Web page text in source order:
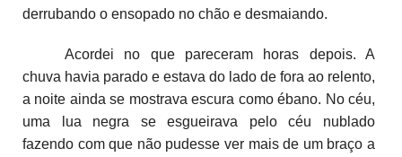
derrubando o ensopado no chão e desmaiando.
Acordei no que pareceram horas depois. A
chuva havia parado e estava do lado de fora ao relento,
a noite ainda se mostrava escura como ébano. No céu,
uma lua negra se esgueirava pelo céu nublado
fazendo com que não pudesse ver mais de um braço a